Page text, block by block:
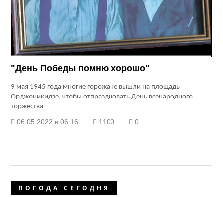
"День Победы помню хорошо"
9 мая 1945 года многие горожане вышли на площадь
Орджоникидзе, чтобы отпраздновать День всенародного
торжества
06.05.2022 в 06:16 1100 0
ПОГОДА СЕГОДНЯ